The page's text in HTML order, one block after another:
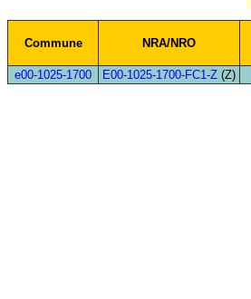
Commune NRA/NRO
e00-1025-1700
E00-1025-1700-FC1-Z (Z)